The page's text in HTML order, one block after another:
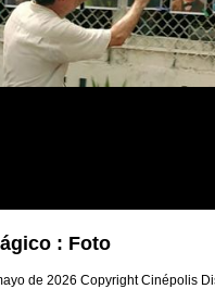
: Foto
de 2026 Copyright Cinépolis